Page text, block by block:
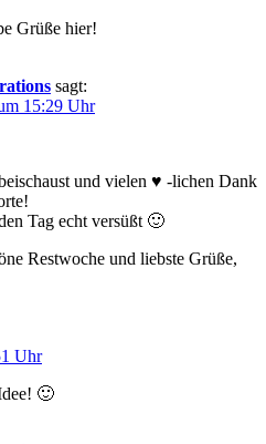
Grüße hier!
sagt:
15:29 Uhr
und vielen ♥ -lichen Dank
Tag echt versüßt 🙂
Restwoche und liebste Grüße,
Uhr
🙂